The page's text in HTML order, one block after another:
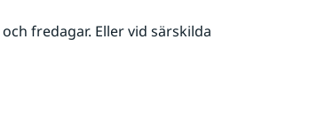
fredagar. Eller vid särskilda